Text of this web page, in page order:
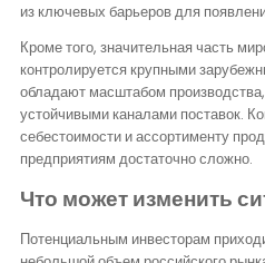
из ключевых барьеров для
Кроме того, значительная часть
контролируется крупными
обладают масштабом
устойчивыми каналами поставок.
себестоимости и ассортименту
предприятиям достаточно сложно.
Что может изменить
Потенциальным инвесторам